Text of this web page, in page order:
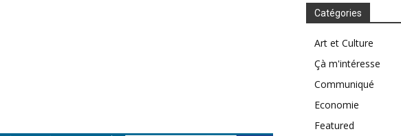
Catégories
Art et Culture
Çà m'intéresse
Communiqué
Economie
Featured